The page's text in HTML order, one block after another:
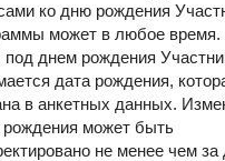
ко дню рождения
может в любое
под днем рождения
дата рождения,
в анкетных данных.
может быть
не менее чем за